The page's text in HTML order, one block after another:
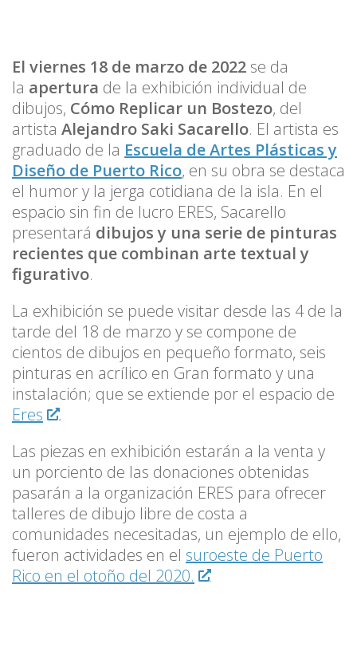
El viernes 18 de marzo de 2022 se da
la apertura de la exhibición individual de
dibujos, Cómo Replicar un Bostezo, del
artista Alejandro Saki Sacarello. El artista es
graduado de la Escuela de Artes Plásticas y
Diseño de Puerto Rico, en su obra se destaca
el humor y la jerga cotidiana de la isla. En el
espacio sin fin de lucro ERES, Sacarello
presentará dibujos y una serie de pinturas
recientes que combinan arte textual y
figurativo.
La exhibición se puede visitar desde las 4 de la
tarde del 18 de marzo y se compone de
cientos de dibujos en pequeño formato, seis
pinturas en acrílico en Gran formato y una
instalación; que se extiende por el espacio de
Eres
.
Las piezas en exhibición estarán a la venta y
un porciento de las donaciones obtenidas
pasarán a la organización ERES para ofrecer
talleres de dibujo libre de costa a
comunidades necesitadas, un ejemplo de ello,
fueron actividades en el suroeste de Puerto
Rico en el otoño del 2020.